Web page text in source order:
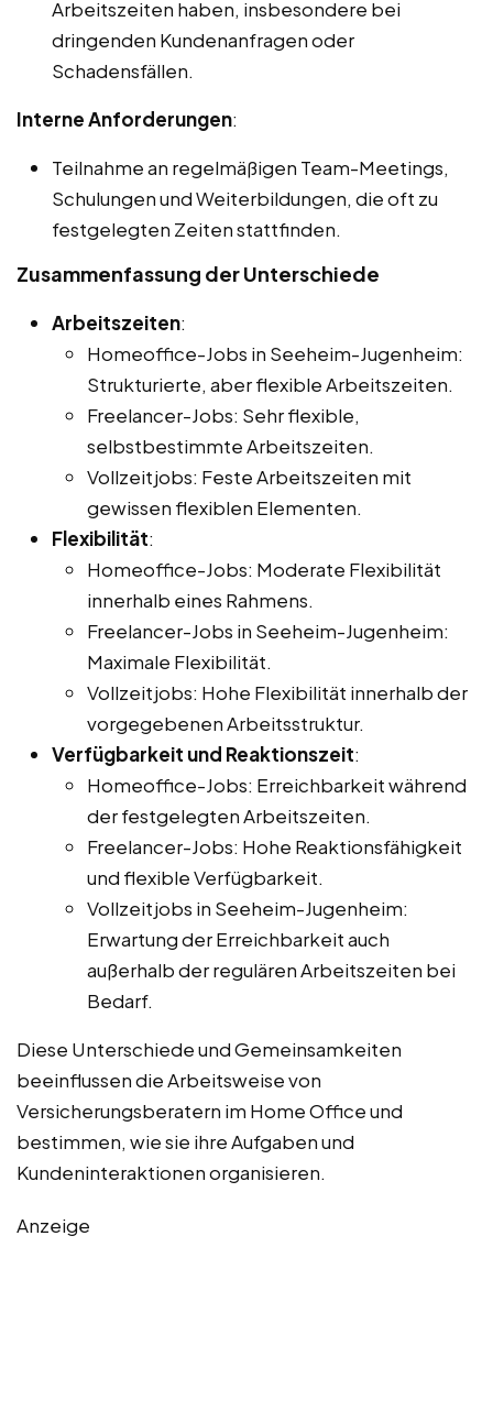
Arbeitszeiten haben, insbesondere bei
dringenden Kundenanfragen oder
Schadensfällen.
Interne Anforderungen:
Teilnahme an regelmäßigen Team-Meetings,
Schulungen und Weiterbildungen, die oft zu
festgelegten Zeiten stattfinden.
Zusammenfassung der Unterschiede
Arbeitszeiten:
Homeoffice-Jobs in Seeheim-Jugenheim:
Strukturierte, aber flexible Arbeitszeiten.
Freelancer-Jobs: Sehr flexible,
selbstbestimmte Arbeitszeiten.
Vollzeitjobs: Feste Arbeitszeiten mit
gewissen flexiblen Elementen.
Flexibilität:
Homeoffice-Jobs: Moderate Flexibilität
innerhalb eines Rahmens.
Freelancer-Jobs in Seeheim-Jugenheim:
Maximale Flexibilität.
Vollzeitjobs: Hohe Flexibilität innerhalb der
vorgegebenen Arbeitsstruktur.
Verfügbarkeit und Reaktionszeit:
Homeoffice-Jobs: Erreichbarkeit während
der festgelegten Arbeitszeiten.
Freelancer-Jobs: Hohe Reaktionsfähigkeit
und flexible Verfügbarkeit.
Vollzeitjobs in Seeheim-Jugenheim:
Erwartung der Erreichbarkeit auch
außerhalb der regulären Arbeitszeiten bei
Bedarf.
Diese Unterschiede und Gemeinsamkeiten
beeinflussen die Arbeitsweise von
Versicherungsberatern im Home Office und
bestimmen, wie sie ihre Aufgaben und
Kundeninteraktionen organisieren.
Anzeige